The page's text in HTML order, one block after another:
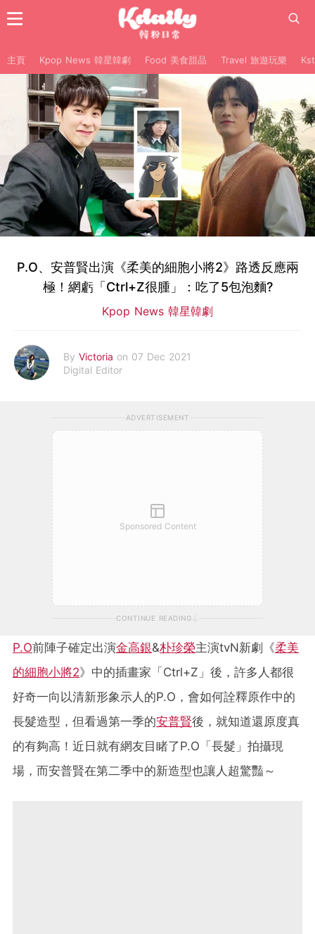
主頁 Kpop News 韓星韓劇 Food 美食甜品 Travel 旅遊玩樂
P.O、安普賢出演《柔美的細胞小將2》路透反應兩
極！網虧「Ctrl+Z很腫」：吃了5包泡麵?
Kpop News 韓星韓劇
By Victoria on 07 Dec 2021
Digital Editor
ADVERTISEMENT
Sponsored Content
CONTINUE READING
P.O前陣子確定出演金高銀&朴珍榮主演tvN新劇《柔美
的細胞小將2》中的插畫家「Ctrl+Z」後，許多人都很
好奇一向以清新形象示人的P.O，會如何詮釋原作中的
長髮造型，但看過第一季的安普賢後，就知道還原度真
的有夠高！近日就有網友目睹了P.O「長髮」拍攝現
場，而安普賢在第二季中的新造型也讓人超驚豔～